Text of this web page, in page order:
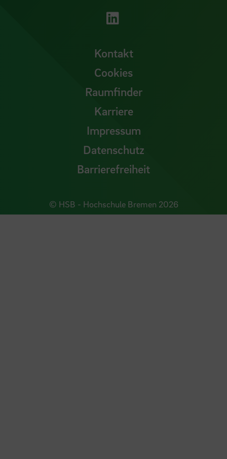
Zu unserer
Kontakt
Cookies
Raumfinder
Karriere
Impressum
Datenschutz
Barrierefreiheit
© HSB - Hochschule Bremen 2026